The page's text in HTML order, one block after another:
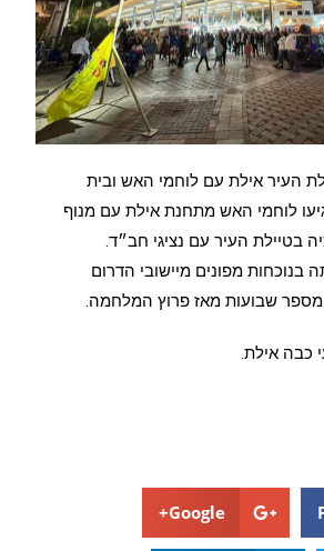
העיר אילת עם לוחמי האש ובית
לוחמי האש מתחנת אילת עם מנוף
בטיילת העיר עם נציגי חב״ד.
מפונים מיישובי הדרום
שבועות מאז פרוץ המלחמה.
כבה אילת.
Google+